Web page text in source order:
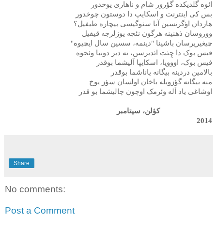
ائوه گلدیکده گؤرور شام و ناهاری یوخدور
بس کی اینترنت و اسکایپ دا دوستون چوخدور
هاردان اؤگرنسین آنا سئوگیسی بیچاره طیفیل؟
ووروسان ذهنینه هرگون نئجه یوزلرجه قیفیل
چیغیریرسان باشینا "دینمه، سسین سال ایچیوه"
فیس بوک دا چِئت ائدیرسن، نه دیر دونیا وئجوه
فیس بوک، اووویا، اسکایپا آلیشما بوقدر
بالامین دردینه بیگانه یاناشما بوقدر
منه بیگانه گؤزویله باخان اولسان سؤز یوخ
اوشاغی یاد اَله وئرمک اوچون چالیشما بو قدر
کؤلن، سپتامبر
2014
Share
No comments:
Post a Comment